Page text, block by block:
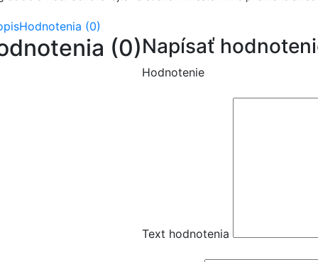
Hodnotenia (0)
(0)Napísať
Hodnotenie
Text hodnotenia